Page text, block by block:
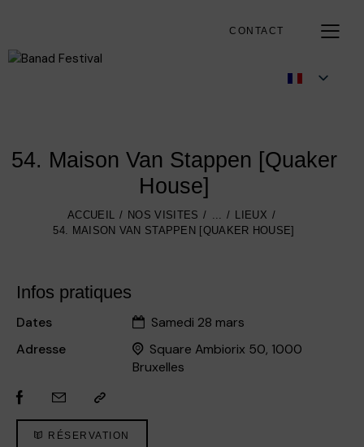
CONTACT
54. Maison Van Stappen [Quaker
House]
ACCUEIL NOS VISITES
LIEUX
54. MAISON VAN STAPPEN [QUAKER HOUSE]
Infos pratiques
Dates
Samedi 28 mars
Adresse
Square Ambiorix 50, 1000
Bruxelles
RÉSERVATION